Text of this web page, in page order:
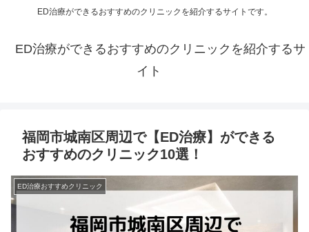
ED治療ができるおすすめのクリニックを紹介するサイトです。
ED治療ができるおすすめのクリニックを紹介するサ
イト
福岡市城南区周辺で【ED治療】ができる
おすすめのクリニック10選！
ED治療おすすめクリニック